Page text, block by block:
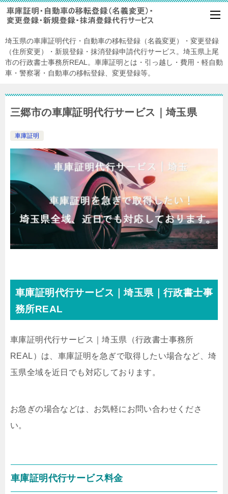
埼玉県の車庫証明代行・自動車の移転登録（名義変更）・変更登録
（住所変更）・新規登録・抹消登録申請代行サービス。埼玉県上尾
市の行政書士事務所REAL。車庫証明とは・引っ越し・費用・軽自動
車・警察署・自動車の移転登録、変更登録等。
三郷市の車庫証明代行サービス｜埼玉県
車庫証明
車庫証明代行サービス｜埼玉県｜行政書士事
務所REAL
車庫証明代行サービス｜埼玉県 （行政書士事務所
REAL） は、車庫証明を急ぎで取得したい場合など、埼
玉県全域を近日でも対応しております。
お急ぎの場合などは、お気軽にお問い合わせくださ
い。
車庫証明代行サービス料金